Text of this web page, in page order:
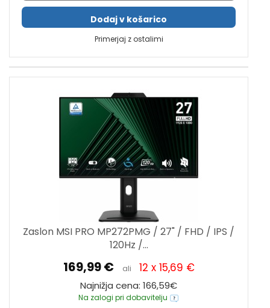
Dodaj v košarico
Primerjaj z ostalimi
Zaslon MSI PRO MP272PMG / 27" / FHD / IPS /
120Hz /...
169,99 € ali 12 x 15,69 €
Najnižja cena: 166,59€
Na zalogi pri dobavitelju